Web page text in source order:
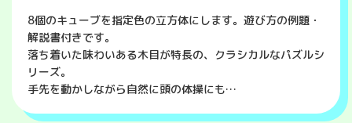
8個のキューブを指定色の立方体にします。遊び方の例題・
解説書付きです。
落ち着いた味わいある木目が特長の、クラシカルなパズルシ
リーズ。
手先を動かしながら自然に頭の体操にも…